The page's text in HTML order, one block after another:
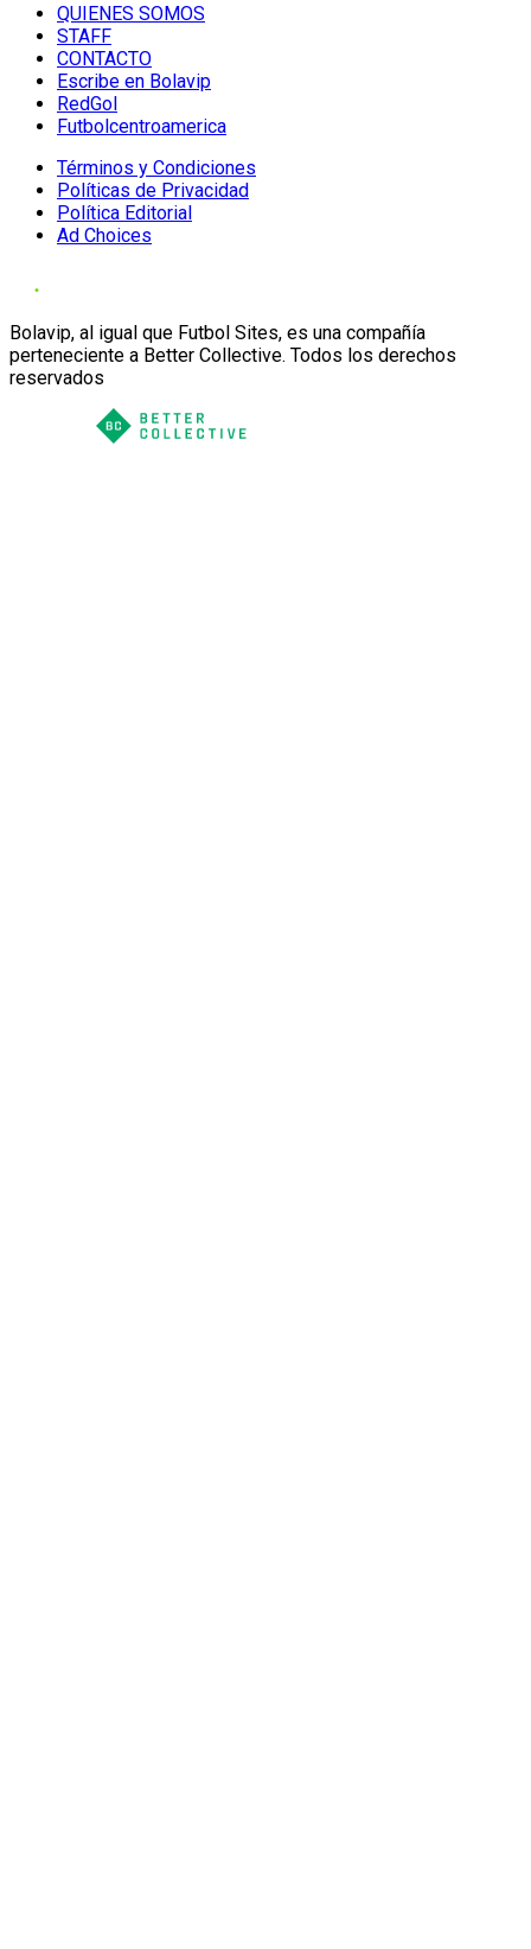
QUIENES SOMOS
STAFF
CONTACTO
Escribe en Bolavip
RedGol
Futbolcentroamerica
Términos y Condiciones
Políticas de Privacidad
Política Editorial
Ad Choices
Bolavip, al igual que Futbol Sites, es una compañía
perteneciente a Better Collective. Todos los derechos
reservados